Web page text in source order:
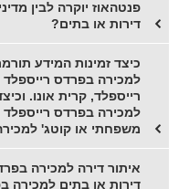
פנטהאוז יוקרה לבין
דירות או בתים?
כיצד זמינות המידע
למכירה בפרדס
רייספלד, קרית אונו.
למכירה בפרדס רייספלד
משפחתי או קוטג'
איתור דירה למכירה
דירות או בתים למכירה